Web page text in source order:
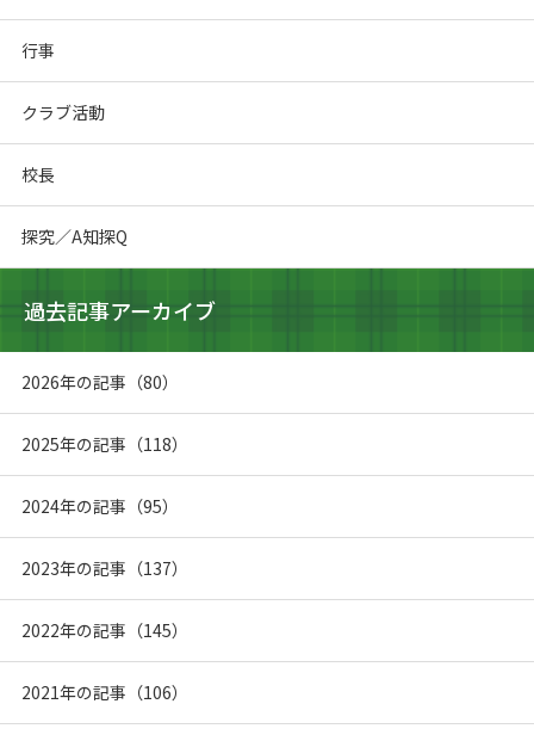
行事
クラブ活動
校長
探究／A知探Q
過去記事アーカイブ
2026年の記事（80）
2025年の記事（118）
2024年の記事（95）
2023年の記事（137）
2022年の記事（145）
2021年の記事（106）